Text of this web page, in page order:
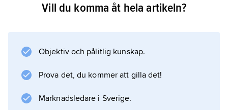
JämförVill du komma åt hela artikeln?
Objektiv och pålitlig kunskap.
Prova det, du kommer att gilla det!
Marknadsledare i Sverige.